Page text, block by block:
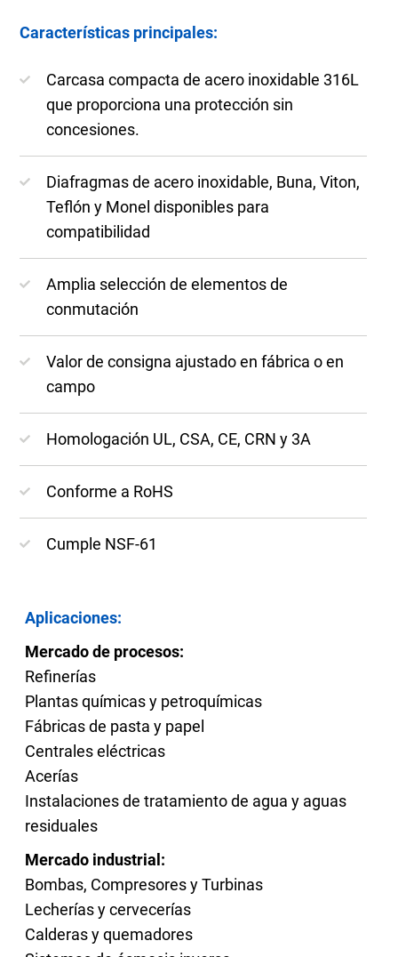
Características principales:
Carcasa compacta de acero inoxidable 316L
que proporciona una protección sin
concesiones.
Diafragmas de acero inoxidable, Buna, Viton,
Teflón y Monel disponibles para
compatibilidad
Amplia selección de elementos de
conmutación
Valor de consigna ajustado en fábrica o en
campo
Homologación UL, CSA, CE, CRN y 3A
Conforme a RoHS
Cumple NSF-61
Aplicaciones:
Mercado de procesos:
Refinerías
Plantas químicas y petroquímicas
Fábricas de pasta y papel
Centrales eléctricas
Acerías
Instalaciones de tratamiento de agua y aguas
residuales
Mercado industrial:
Bombas, Compresores y Turbinas
Lecherías y cervecerías
Calderas y quemadores